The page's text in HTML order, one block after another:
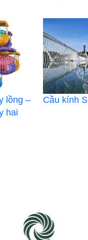
lồng –
hai
Cầu kính